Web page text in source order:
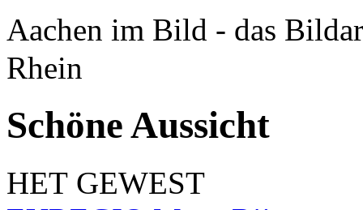
Aachen im Bild - das
Rhein
Schöne Aussicht
HET GEWEST